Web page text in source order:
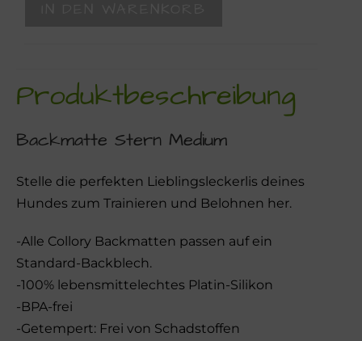
Produktbeschreibung
Backmatte Stern Medium
Stelle die perfekten Lieblingsleckerlis deines
Hundes zum Trainieren und Belohnen her.
-Alle Collory Backmatten passen auf ein
Standard-Backblech.
-100% lebensmittelechtes Platin-Silikon
-BPA-frei
-Getempert: Frei von Schadstoffen